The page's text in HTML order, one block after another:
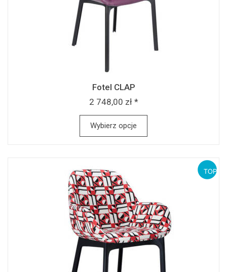
Fotel CLAP
2 748,00 zł *
Wybierz opcje